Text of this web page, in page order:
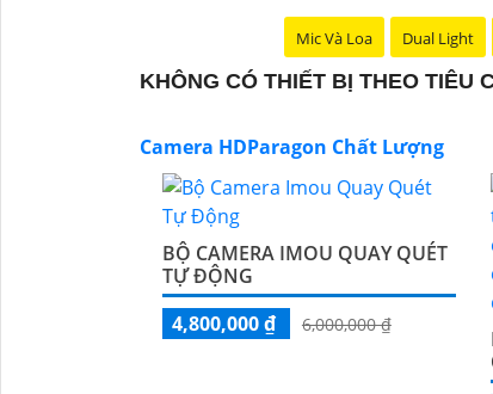
Hy vọng với những thông tin trên sẽ
thắc mắc hoặc yêu cầu thông tin
Mic Và Loa Dual Light
KHÔNG CÓ THIẾT BỊ THEO TIÊU
Camera HDParagon Chất Lượng
BỘ CAMERA IMOU QUAY QUÉT
TỰ ĐỘNG
4,800,000 ₫
6,000,000 ₫